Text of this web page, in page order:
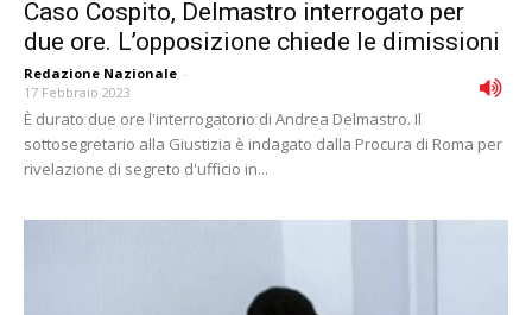
Caso Cospito, Delmastro interrogato per
due ore. L’opposizione chiede le dimissioni
Redazione Nazionale -
17 Febbraio 2023
È durato due ore l'interrogatorio di Andrea Delmastro. Il
sottosegretario alla Giustizia è indagato dalla Procura di Roma per
rivelazione di segreto d'ufficio in...